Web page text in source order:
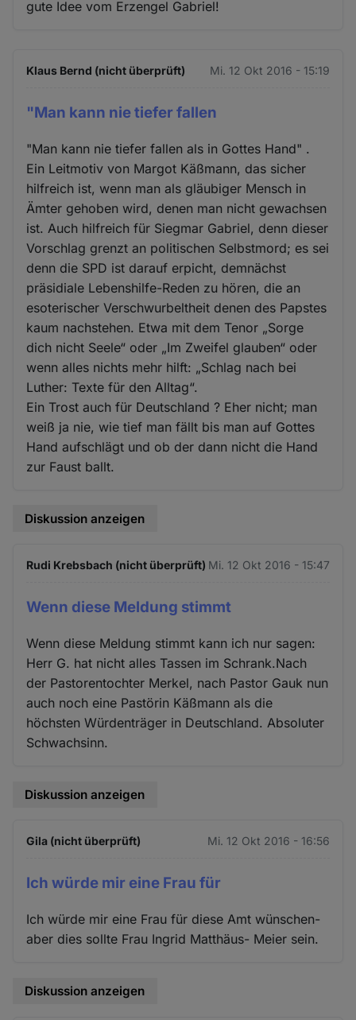
gute Idee vom Erzengel Gabriel!
Klaus Bernd (nicht überprüft) Mi. 12 Okt 2016 - 15:19
"Man kann nie tiefer fallen
"Man kann nie tiefer fallen als in Gottes Hand" .
Ein Leitmotiv von Margot Käßmann, das sicher
hilfreich ist, wenn man als gläubiger Mensch in
Ämter gehoben wird, denen man nicht gewachsen
ist. Auch hilfreich für Siegmar Gabriel, denn dieser
Vorschlag grenzt an politischen Selbstmord; es sei
denn die SPD ist darauf erpicht, demnächst
präsidiale Lebenshilfe-Reden zu hören, die an
esoterischer Verschwurbeltheit denen des Papstes
kaum nachstehen. Etwa mit dem Tenor „Sorge
dich nicht Seele“ oder „Im Zweifel glauben“ oder
wenn alles nichts mehr hilft: „Schlag nach bei
Luther: Texte für den Alltag“.
Ein Trost auch für Deutschland ? Eher nicht; man
weiß ja nie, wie tief man fällt bis man auf Gottes
Hand aufschlägt und ob der dann nicht die Hand
zur Faust ballt.
Diskussion anzeigen
Rudi Krebsbach (nicht überprüft) Mi. 12 Okt 2016 - 15:47
Wenn diese Meldung stimmt
Wenn diese Meldung stimmt kann ich nur sagen:
Herr G. hat nicht alles Tassen im Schrank.Nach
der Pastorentochter Merkel, nach Pastor Gauk nun
auch noch eine Pastörin Käßmann als die
höchsten Würdenträger in Deutschland. Absoluter
Schwachsinn.
Diskussion anzeigen
Gila (nicht überprüft) Mi. 12 Okt 2016 - 16:56
Ich würde mir eine Frau für
Ich würde mir eine Frau für diese Amt wünschen-
aber dies sollte Frau Ingrid Matthäus- Meier sein.
Diskussion anzeigen